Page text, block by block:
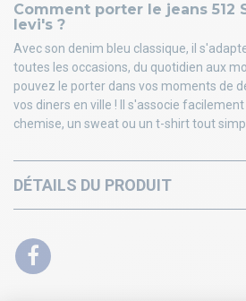
Comment porter le jeans 512
levi's ?
Avec son denim bleu classique, il
toutes les occasions, du quotidien aux
pouvez le porter dans vos moments de
vos diners en ville ! Il s'associe
chemise, un sweat ou un t-shirt tout
DÉTAILS DU PRODUIT